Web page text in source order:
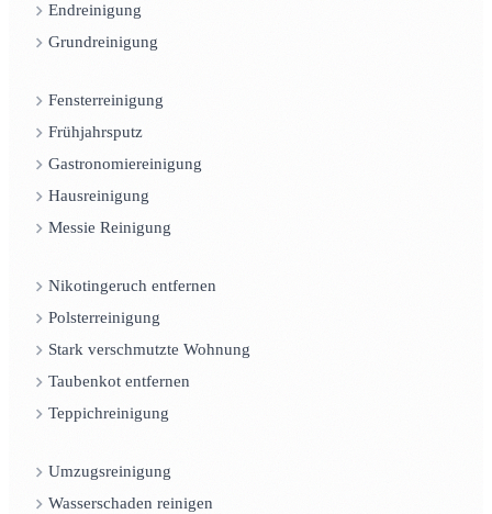
Endreinigung
Grundreinigung
Fensterreinigung
Frühjahrsputz
Gastronomiereinigung
Hausreinigung
Messie Reinigung
Nikotingeruch entfernen
Polsterreinigung
Stark verschmutzte Wohnung
Taubenkot entfernen
Teppichreinigung
Umzugsreinigung
Wasserschaden reinigen